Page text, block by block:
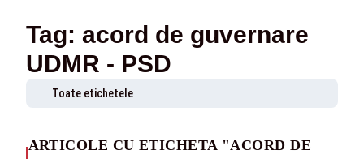
Tag: acord de guvernare
UDMR - PSD
Toate etichetele
ARTICOLE CU ETICHETA "ACORD DE